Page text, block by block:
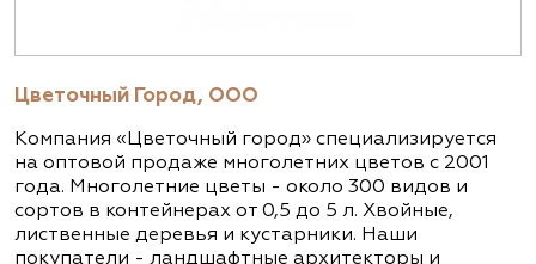
Цветочный Город, ООО
Компания «Цветочный город» специализируется
на оптовой продаже многолетних цветов с 2001
года. Многолетние цветы - около 300 видов и
сортов в контейнерах от 0,5 до 5 л. Хвойные,
лиственные деревья и кустарники. Наши
покупатели - ландшафтные архитекторы и